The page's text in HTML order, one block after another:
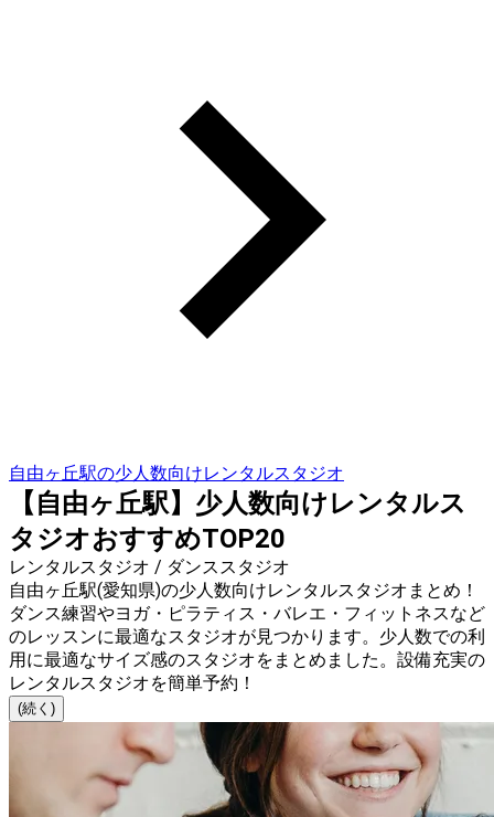
自由ヶ丘駅の少人数向けレンタルスタジオ
【自由ヶ丘駅】少人数向けレンタルス
タジオおすすめTOP20
レンタルスタジオ / ダンススタジオ
自由ヶ丘駅(愛知県)の少人数向けレンタルスタジオまとめ！
ダンス練習やヨガ・ピラティス・バレエ・フィットネスなど
のレッスンに最適なスタジオが見つかります。少人数での利
用に最適なサイズ感のスタジオをまとめました。設備充実の
レンタルスタジオを簡単予約！
(続く)